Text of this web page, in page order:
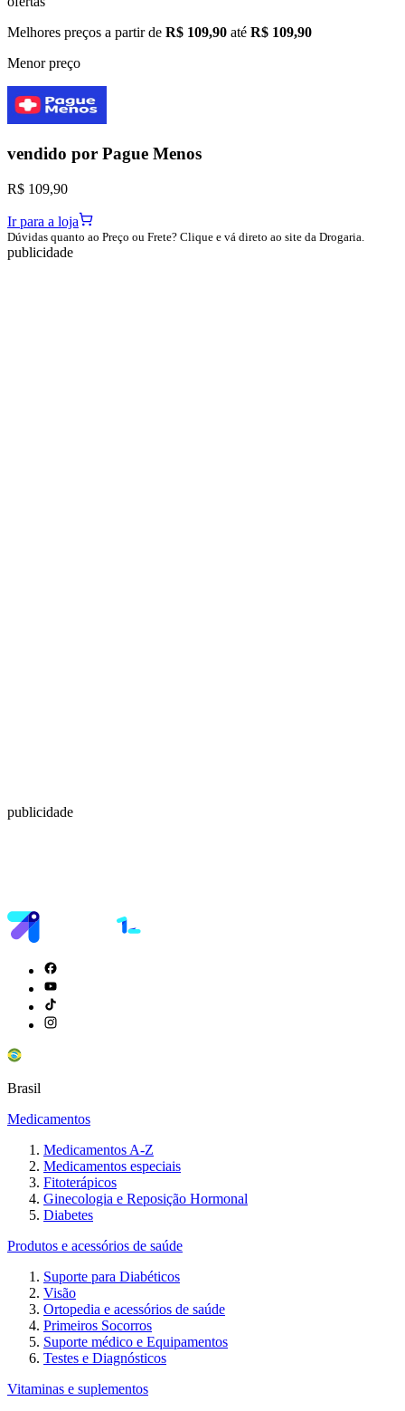
Melhores preços a partir de R$ 109,90 até R$ 109,90
Menor preço
vendido por Pague Menos
R$ 109,90
Ir para a loja
Dúvidas quanto ao Preço ou Frete? Clique e vá direto ao site da Drogaria.
publicidade
publicidade
Brasil
Medicamentos
Medicamentos A-Z
Medicamentos especiais
Fitoterápicos
Ginecologia e Reposição Hormonal
Diabetes
Produtos e acessórios de saúde
Suporte para Diabéticos
Visão
Ortopedia e acessórios de saúde
Primeiros Socorros
Suporte médico e Equipamentos
Testes e Diagnósticos
Vitaminas e suplementos